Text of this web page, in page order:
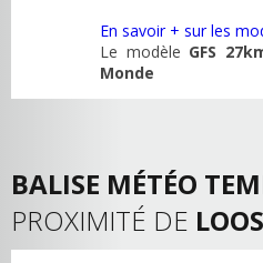
En savoir + sur les
Le modèle GFS
Monde
BALISE MÉTÉO
PROXIMITÉ DE LOOS